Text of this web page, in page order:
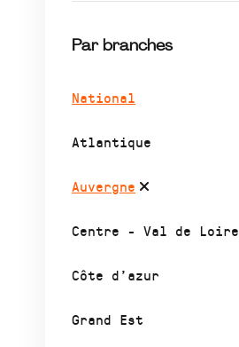
Par branches
National
Atlantique
Auvergne
Centre - Val de Loire
Côte d’azur
Grand Est